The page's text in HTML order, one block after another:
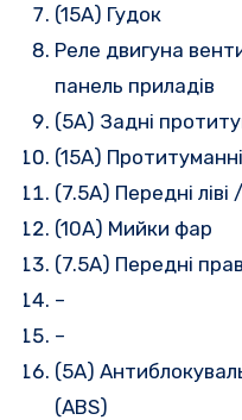
(15A) Гудок
Реле двигуна
панель приладів
(5A) Задні
(15A)
(7.5A) Передні ліві /
(10A) Мийки фар
(7.5A) Передні
–
–
(5A)
(ABS)